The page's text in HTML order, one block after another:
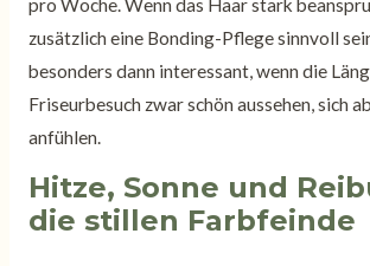
pro Woche. Wenn das Haar stark
zusätzlich eine Bonding-Pflege sinnvoll
besonders dann interessant, wenn die
Friseurbesuch zwar schön aussehen, sich
anfühlen.
Hitze, Sonne und
die stillen Farbfeinde